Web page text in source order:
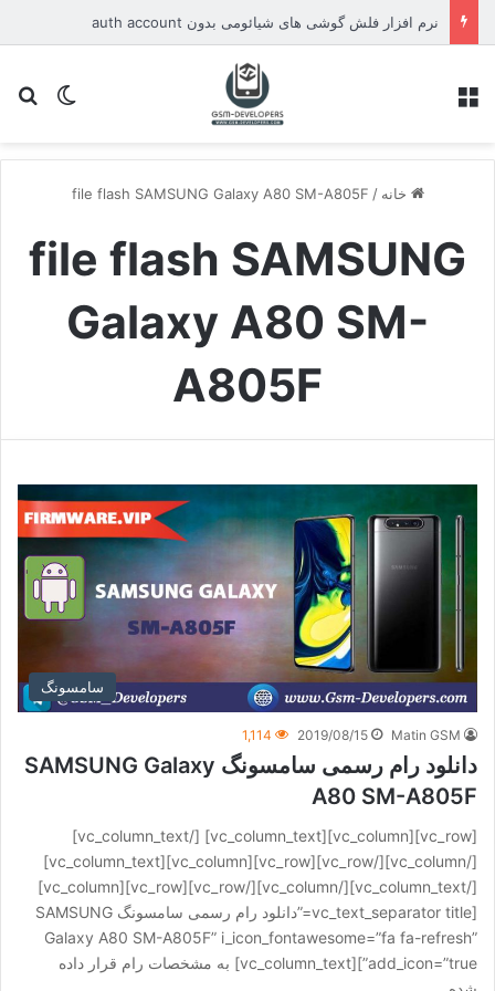
نرم افزار فلش گوشی های شیائومی بدون auth account
تغییر
خانه /
file flash SAMSUNG Galaxy A80 SM-A805F
file flash SAMSUNG
Galaxy A80 SM-
A805F
سامسونگ
Matin GSM
2019/08/15
1,114
دانلود رام رسمی سامسونگ SAMSUNG Galaxy
A80 SM-A805F
[vc_row][vc_column][vc_column_text] [/vc_column_text]
[/vc_column][/vc_row][vc_row][vc_column][vc_column_text]
[/vc_column_text][/vc_column][/vc_row][vc_row][vc_column]
[vc_text_separator title=”دانلود رام رسمی سامسونگ SAMSUNG
Galaxy A80 SM-A805F” i_icon_fontawesome=”fa fa-refresh”
add_icon=”true”][vc_column_text] به مشخصات رام قرار داده